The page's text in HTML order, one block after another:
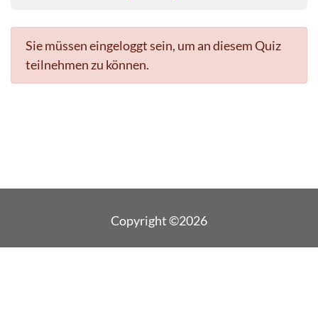
Sie müssen eingeloggt sein, um an diesem Quiz
teilnehmen zu können.
Copyright ©2026